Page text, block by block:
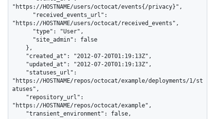
"https://HOSTNAME/users/octocat/events{/privacy}",
"https://HOSTNAME/users/octocat/received_events",
"https://HOSTNAME/repos/octocat/example/deployments/1/st
atuses",
"https://HOSTNAME/repos/octocat/example",